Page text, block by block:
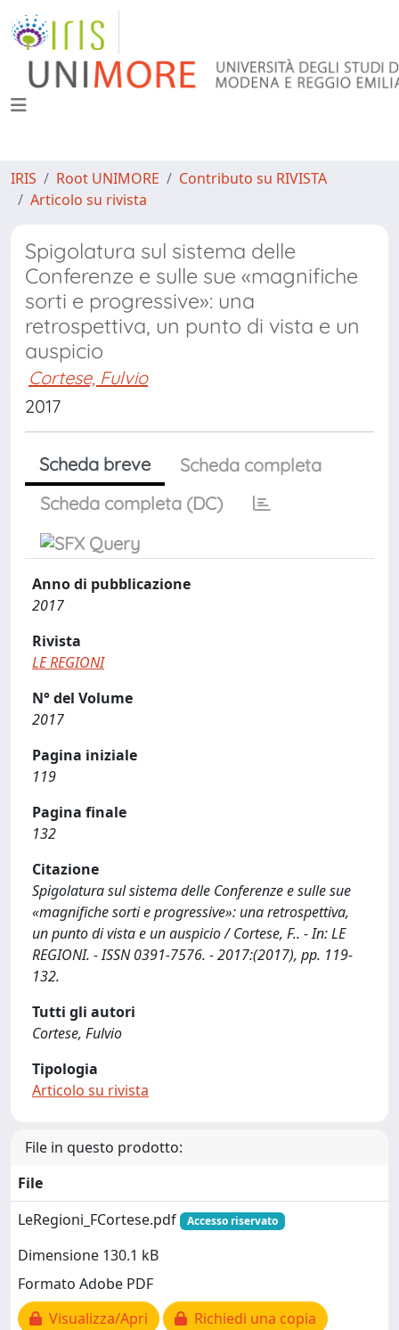
IRIS Root UNIMORE
Contributo su RIVISTA
Articolo su rivista
Spigolatura sul sistema delle
Conferenze e sulle sue «magnifiche
sorti e progressive»: una
retrospettiva, un punto di vista e un
auspicio
Cortese, Fulvio
2017
Scheda breve
Scheda completa
Scheda completa (DC)
Anno di pubblicazione
2017
Rivista
LE REGIONI
N° del Volume
2017
Pagina iniziale
119
Pagina finale
132
Citazione
Spigolatura sul sistema delle Conferenze e sulle sue
«magnifiche sorti e progressive»: una retrospettiva,
un punto di vista e un auspicio / Cortese, F.. - In: LE
REGIONI. - ISSN 0391-7576. - 2017:(2017), pp. 119-
132.
Tutti gli autori
Cortese, Fulvio
Tipologia
Articolo su rivista
File in questo prodotto:
File
LeRegioni_FCortese.pdf
Accesso riservato
Dimensione 130.1 kB
Formato Adobe PDF
Visualizza/Apri
Richiedi una copia